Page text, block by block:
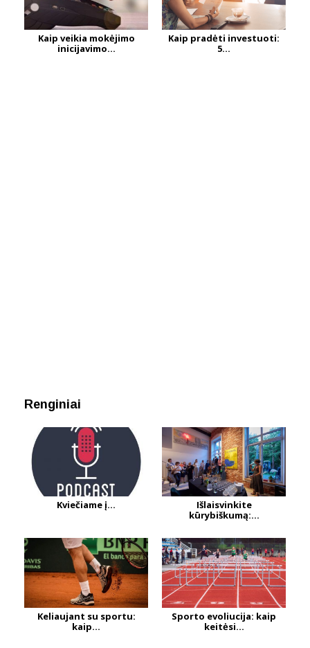
Kaip veikia mokėjimo
inicijavimo...
Kaip pradėti investuoti:
5...
Renginiai
Kviečiame į...
Išlaisvinkite
kūrybiškumą:...
Keliaujant su sportu:
kaip...
Sporto evoliucija: kaip
keitėsi...